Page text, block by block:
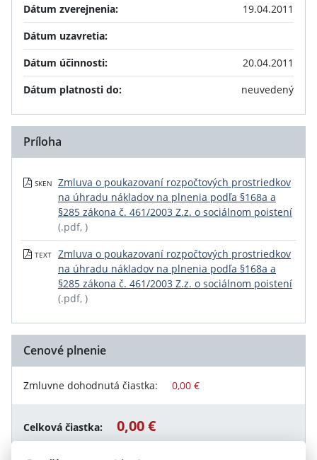
Dátum zverejnenia:
19.04.2011
Dátum uzavretia:
Dátum účinnosti:
20.04.2011
Dátum platnosti do:
neuvedený
Príloha
SKEN
Zmluva o poukazovaní rozpočtových prostriedkov
na úhradu nákladov na plnenia podľa §168a a
§285 zákona č. 461/2003 Z.z. o sociálnom poistení
(.pdf, )
TEXT
Zmluva o poukazovaní rozpočtových prostriedkov
na úhradu nákladov na plnenia podľa §168a a
§285 zákona č. 461/2003 Z.z. o sociálnom poistení
(.pdf, )
Cenové plnenie
Zmluvne dohodnutá čiastka: 0,00 €
Celková čiastka: 0,00 €